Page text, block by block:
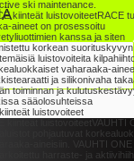
ski maintenance.
kiinteät luistovoiteetRACE
aineet on prosessoitu
kanssa ja siten
korkean suorituskyvyn
luistovoiteita
vaharaaka-
ja silikonivaha
toiminnan ja
sääolosuhteissa
luistovoiteet
kiinteät luistovoiteetVAUHTI
pohjautuvat
aineisiin. VAUHTI
harraste- ja